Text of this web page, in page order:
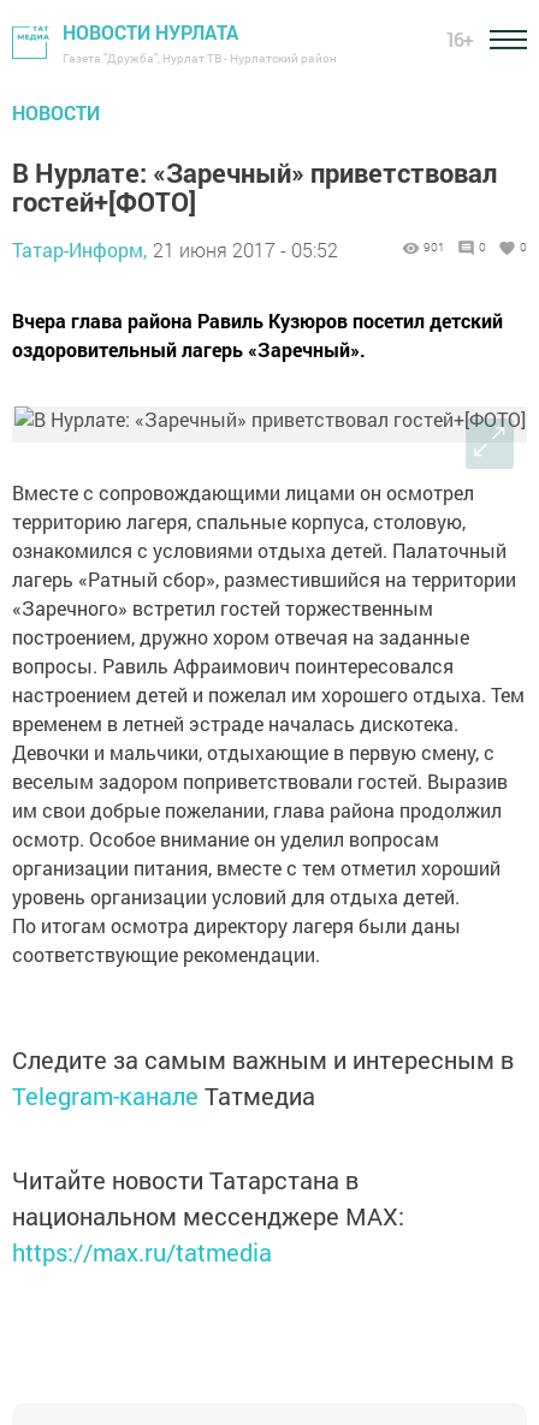
НОВОСТИ НУРЛАТА
Газета "Дружба", Нурлат ТВ - Нурлатский район
16+
НОВОСТИ
В Нурлате: «Заречный» приветствовал
гостей+[ФОТО]
Татар-Информ, 21 июня 2017 - 05:52 901 0 0
Вчера глава района Равиль Кузюров посетил детский
оздоровительный лагерь «Заречный».
Вместе с сопровождающими лицами он осмотрел
территорию лагеря, спальные корпуса, столовую,
ознакомился с условиями отдыха детей. Палаточный
лагерь «Ратный сбор», разместившийся на территории
«Заречного» встретил гостей торжественным
построением, дружно хором отвечая на заданные
вопросы. Равиль Афраимович поинтересовался
настроением детей и пожелал им хорошего отдыха. Тем
временем в летней эстраде началась дискотека.
Девочки и мальчики, отдыхающие в первую смену, с
веселым задором поприветствовали гостей. Выразив
им свои добрые пожелании, глава района продолжил
осмотр. Особое внимание он уделил вопросам
организации питания, вместе с тем отметил хороший
уровень организации условий для отдыха детей.
По итогам осмотра директору лагеря были даны
соответствующие рекомендации.
Следите за самым важным и интересным в
Telegram-канале Татмедиа
Читайте новости Татарстана в
национальном мессенджере MАХ:
https://max.ru/tatmedia